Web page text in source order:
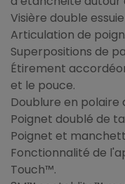
Visière double
Articulation de
Superpositions de
Étirement
et le pouce.
Doublure en polaire
Poignet doublé de
Poignet et
Fonctionnalité de
Touch™.